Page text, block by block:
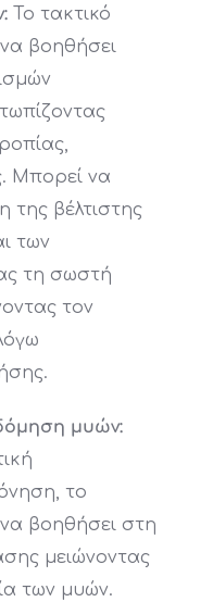
Το τακτικό
βοηθήσει
Μπορεί να
της βέλτιστης
των
τη σωστή
τον
μυών:
το
βοηθήσει στη
μειώνοντας
των μυών.